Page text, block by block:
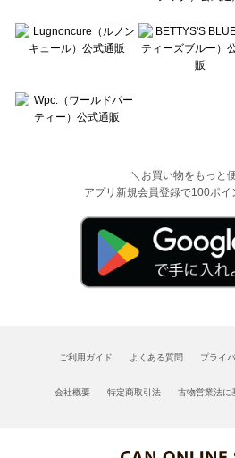
＼お買い物をもっと
アプリ新規会員登録で100ポイ
ご利用ガイド よくある質問 プライ
会社概要 特定商取引法 古物営業法に